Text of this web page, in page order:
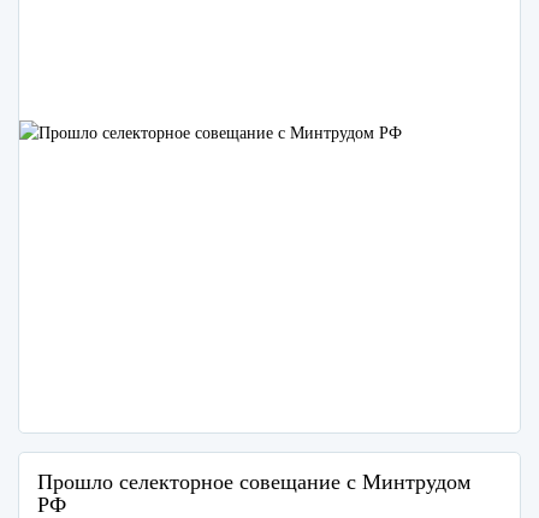
Прошло селекторное совещание с Минтрудом
РФ